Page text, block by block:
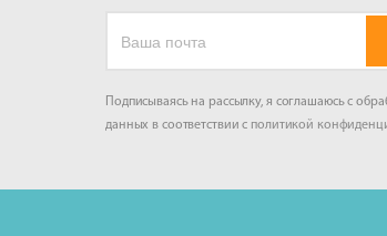
Подписываясь на рассылку, я соглашаюсь с
данных в соответствии с политикой